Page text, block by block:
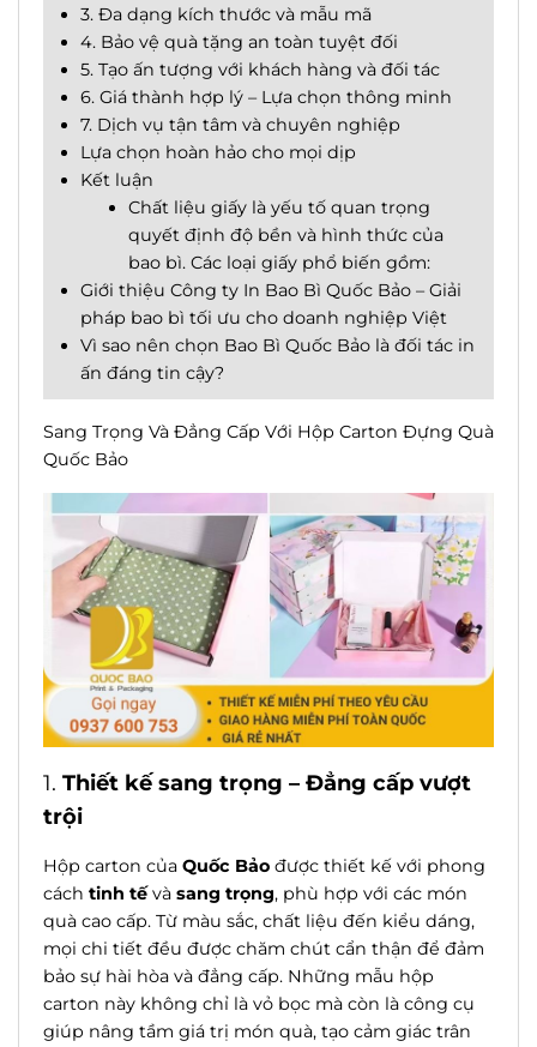
3. Đa dạng kích thước và mẫu mã
4. Bảo vệ quà tặng an toàn tuyệt đối
5. Tạo ấn tượng với khách hàng và đối tác
6. Giá thành hợp lý – Lựa chọn thông minh
7. Dịch vụ tận tâm và chuyên nghiệp
Lựa chọn hoàn hảo cho mọi dịp
Kết luận
Chất liệu giấy là yếu tố quan trọng
quyết định độ bền và hình thức của
bao bì. Các loại giấy phổ biến gồm:
Giới thiệu Công ty In Bao Bì Quốc Bảo – Giải
pháp bao bì tối ưu cho doanh nghiệp Việt
Vì sao nên chọn Bao Bì Quốc Bảo là đối tác in
ấn đáng tin cậy?
Sang Trọng Và Đẳng Cấp Với Hộp Carton Đựng Quà
Quốc Bảo
1. Thiết kế sang trọng – Đẳng cấp vượt
trội
Hộp carton của Quốc Bảo được thiết kế với phong
cách tinh tếvà sang trọng, phù hợp với các món
quà cao cấp. Từ màu sắc, chất liệu đến kiểu dáng,
mọi chi tiết đều được chăm chút cẩn thận để đảm
bảo sự hài hòa và đẳng cấp. Những mẫu hộp
carton này không chỉ là vỏ bọc mà còn là công cụ
giúp nâng tầm giá trị món quà, tạo cảm giác trân